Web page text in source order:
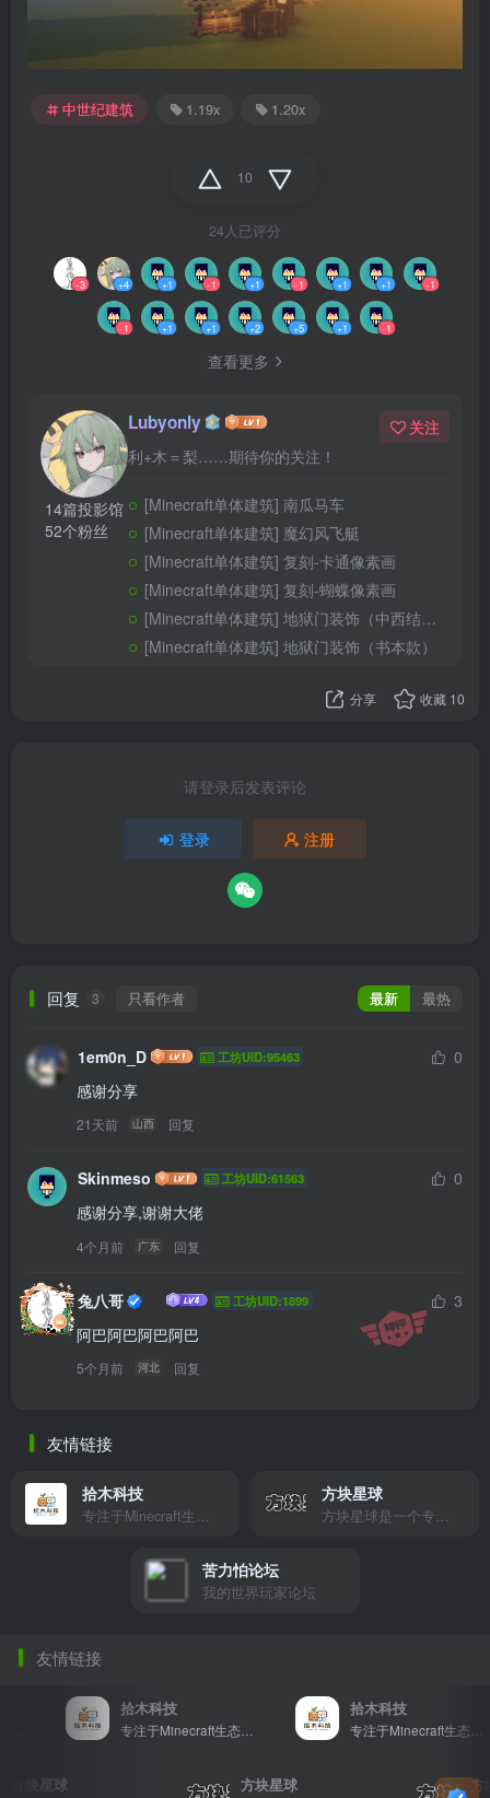
中世纪建筑 1.19x 1.20x
10
24人已评分
-3 +4 +1 -1 +1 -1 +1 +1 -1
-1 +1 +1 +2 +5 +1 -1
查看更多
14篇投影馆
52个粉丝
Lubyonly
利+木＝梨……期待你的关注！
关注
[Minecraft单体建筑] 南瓜马车
[Minecraft单体建筑] 魔幻风飞艇
[Minecraft单体建筑] 复刻-卡通像素画
[Minecraft单体建筑] 复刻-蝴蝶像素画
[Minecraft单体建筑] 地狱门装饰（中西结合款）
[Minecraft单体建筑] 地狱门装饰（书本款）
分享 收藏 10
请登录后发表评论
登录 注册
回复 3 只看作者 最新 最热
1em0n_D 工坊UID:95463
0
感谢分享
21天前 山西 回复
Skinmeso 工坊UID:61563
0
感谢分享,谢谢大佬
4个月前 广东 回复
兔八哥 工坊UID:1899
3
阿巴阿巴阿巴阿巴
5个月前 河北 回复
友情链接
拾木科技
专注于Minecraft生态建设
方块星球
方块星球是一个专注于我的世界的中文论坛，提供丰富的资源分享、玩家交流和创意展示，包括地图、皮肤、数据包等内容，打造Minecraft玩家的专属社区乐园！
苦力怕论坛
我的世界玩家论坛
友情链接
拾木科技
专注于Minecraft生态建设
拾木科技
专注于Minecraft生态建设
方块星球 方块星球